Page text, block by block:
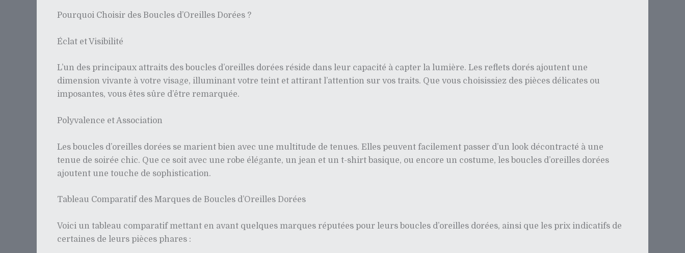
Pourquoi Choisir des Boucles d’Oreilles Dorées ?
Éclat et Visibilité
L’un des principaux attraits des boucles d’oreilles dorées réside dans leur capacité à capter la lumière. Les reflets dorés ajoutent une
dimension vivante à votre visage, illuminant votre teint et attirant l’attention sur vos traits. Que vous choisissiez des pièces délicates ou
imposantes, vous êtes sûre d’être remarquée.
Polyvalence et Association
Les boucles d’oreilles dorées se marient bien avec une multitude de tenues. Elles peuvent facilement passer d’un look décontracté à une
tenue de soirée chic. Que ce soit avec une robe élégante, un jean et un t-shirt basique, ou encore un costume, les boucles d’oreilles dorées
ajoutent une touche de sophistication.
Tableau Comparatif des Marques de Boucles d’Oreilles Dorées
Voici un tableau comparatif mettant en avant quelques marques réputées pour leurs boucles d’oreilles dorées, ainsi que les prix indicatifs de
certaines de leurs pièces phares :